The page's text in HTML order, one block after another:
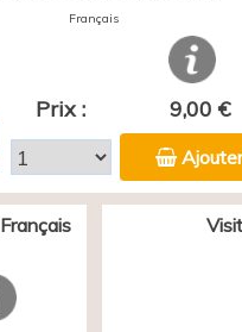
Français
Prix : 9,00 €